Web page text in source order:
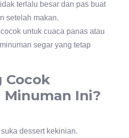
terlalu besar dan pas buat
setelah makan.
untuk cuaca panas atau
segar yang tetap
Cocok
Ini?
dessert kekinian.